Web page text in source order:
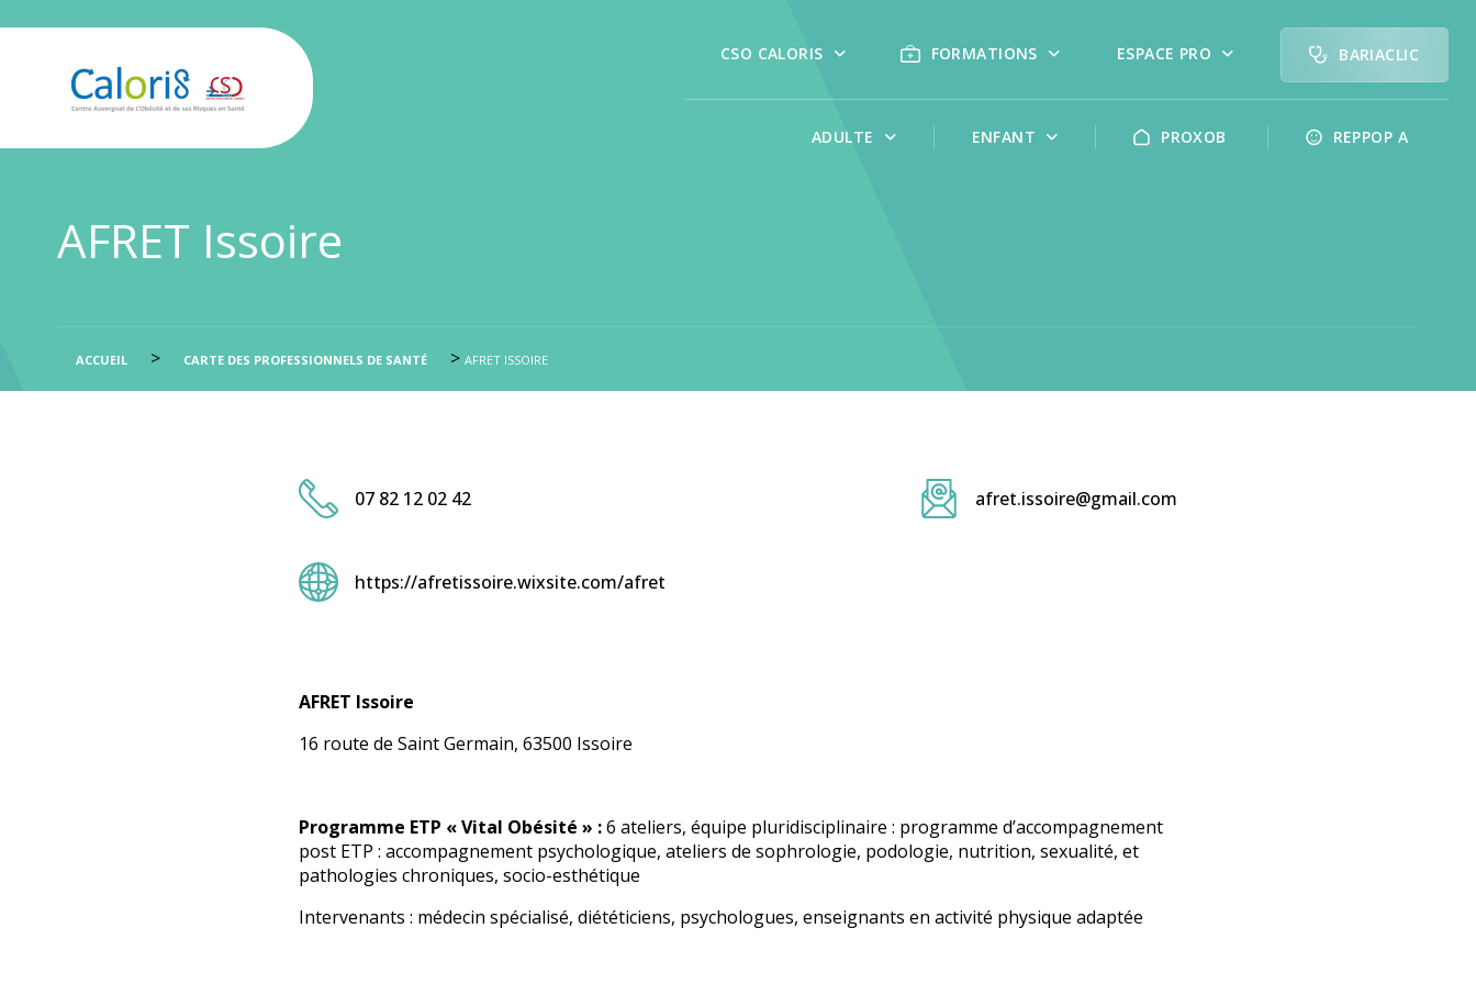
CSO CALORIS FORMATIONS ESPACE PRO BARIACLIC
ADULTE ENFANT PROXOB REPPOP A
AFRET Issoire
ACCUEIL > CARTE DES PROFESSIONNELS DE SANTÉ > AFRET ISSOIRE
07 82 12 02 42 afret.issoire@gmail.com
https://afretissoire.wixsite.com/afret
AFRET Issoire
16 route de Saint Germain, 63500 Issoire
Programme ETP « Vital Obésité » :6 ateliers, équipe pluridisciplinaire : programme d’accompagnement
post ETP : accompagnement psychologique, ateliers de sophrologie, podologie, nutrition, sexualité, et
pathologies chroniques, socio-esthétique
Intervenants : médecin spécialisé, diététiciens, psychologues, enseignants en activité physique adaptée